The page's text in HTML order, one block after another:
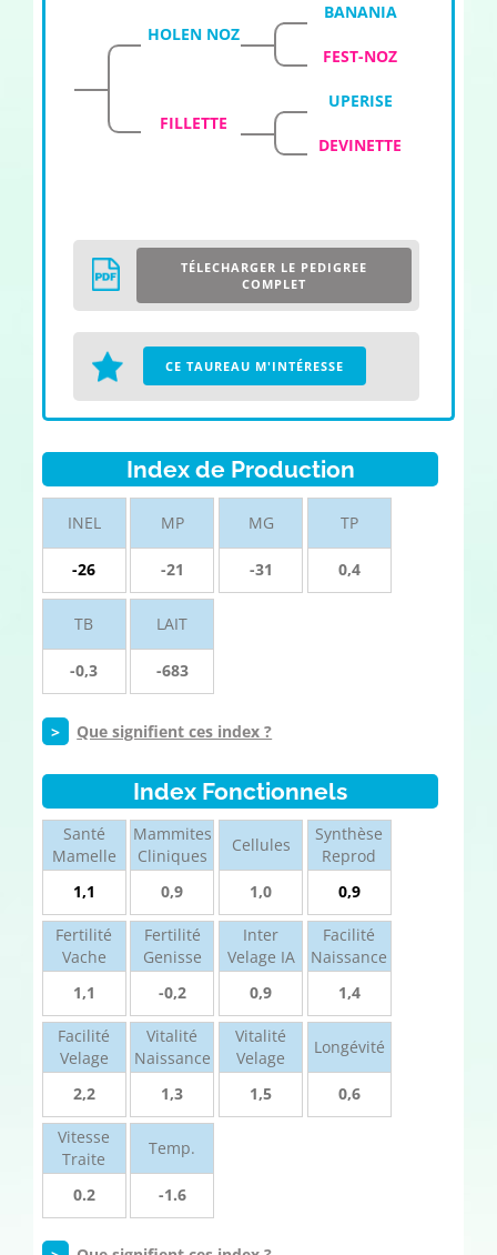
HOLEN NOZ
BANANIA
FEST-NOZ
FILLETTE
UPERISE
DEVINETTE
TÉLECHARGER LE PEDIGREE
COMPLET
CE TAUREAU M'INTÉRESSE
Index de Production
INEL
-26
MP
-21
MG
-31
TP
0,4
TB
-0,3
LAIT
-683
> Que signifient ces index ?
Index Fonctionnels
Santé
Mamelle
1,1
Mammites
Cliniques
0,9
Cellules
1,0
Synthèse
Reprod
0,9
Fertilité
Vache
1,1
Fertilité
Genisse
-0,2
Inter
Velage IA
0,9
Facilité
Naissance
1,4
Facilité
Velage
2,2
Vitalité
Naissance
1,3
Vitalité
Velage
1,5
Longévité
0,6
Vitesse
Traite
0.2
Temp.
-1.6